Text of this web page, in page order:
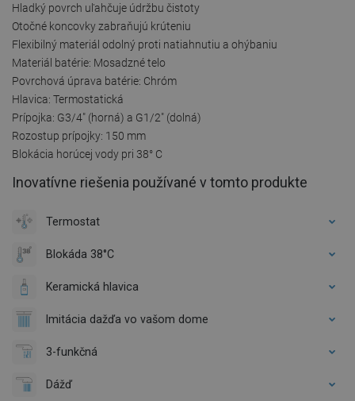
Hladký povrch uľahčuje údržbu čistoty
Otočné koncovky zabraňujú krúteniu
Flexibilný materiál odolný proti natiahnutiu a ohýbaniu
Materiál batérie: Mosadzné telo
Povrchová úprava batérie: Chróm
Hlavica: Termostatická
Prípojka: G3/4" (horná) a G1/2" (dolná)
Rozostup prípojky: 150 mm
Blokácia horúcej vody pri 38° C
Inovatívne riešenia používané v tomto produkte
Termostat
Blokáda 38°C
Keramická hlavica
Imitácia dažďa vo vašom dome
3-funkčná
Dážď